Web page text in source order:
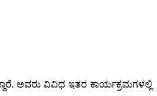
ಅವರು ವಿವಿಧ ಇತರ ಕಾರ್ಯಕ್ರಮಗಳಲ್ಲಿ